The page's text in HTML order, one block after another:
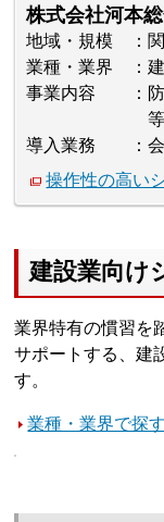
株式会社河本
地域・規模
業種・業界
事業内容
導入業務
操作性の高い
建設業向け
業界特有の慣習を
サポートする、建
す。
業種・業界で探